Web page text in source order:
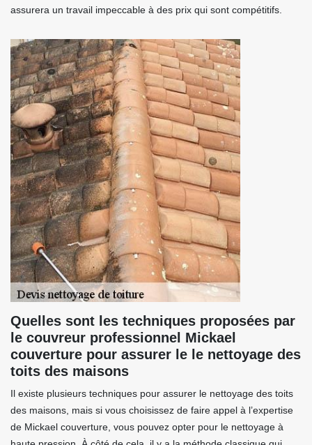
assurera un travail impeccable à des prix qui sont compétitifs.
Quelles sont les techniques proposées par
le couvreur professionnel Mickael
couverture pour assurer le le nettoyage des
toits des maisons
Il existe plusieurs techniques pour assurer le nettoyage des toits
des maisons, mais si vous choisissez de faire appel à l’expertise
de Mickael couverture, vous pouvez opter pour le nettoyage à